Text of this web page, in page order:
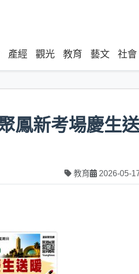
產經 觀光 教育 藝文 社會
鳳新考場慶生
教育 2026-05-